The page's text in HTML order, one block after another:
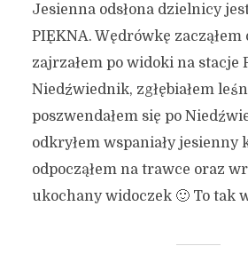
Jesienna odsłona dzielnicy
PIĘKNA. Wędrówkę zacząłem
zajrzałem po widoki na stacje
Niedźwiednik, zgłębiałem
poszwendałem się po
odkryłem wspaniały jesienny
odpocząłem na trawce oraz
ukochany widoczek 🙂 To tak